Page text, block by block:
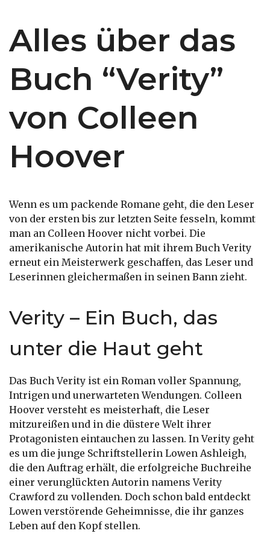
Alles über das
Buch “Verity”
von Colleen
Hoover
Wenn es um packende Romane geht, die den Leser
von der ersten bis zur letzten Seite fesseln, kommt
man an Colleen Hoover nicht vorbei. Die
amerikanische Autorin hat mit ihrem Buch Verity
erneut ein Meisterwerk geschaffen, das Leser und
Leserinnen gleichermaßen in seinen Bann zieht.
Verity – Ein Buch, das
unter die Haut geht
Das Buch Verity ist ein Roman voller Spannung,
Intrigen und unerwarteten Wendungen. Colleen
Hoover versteht es meisterhaft, die Leser
mitzureißen und in die düstere Welt ihrer
Protagonisten eintauchen zu lassen. In Verity geht
es um die junge Schriftstellerin Lowen Ashleigh,
die den Auftrag erhält, die erfolgreiche Buchreihe
einer verunglückten Autorin namens Verity
Crawford zu vollenden. Doch schon bald entdeckt
Lowen verstörende Geheimnisse, die ihr ganzes
Leben auf den Kopf stellen.